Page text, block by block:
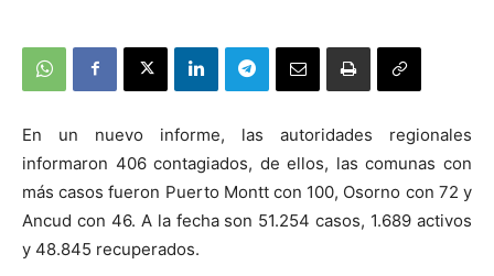
En un nuevo informe, las autoridades regionales
informaron 406 contagiados, de ellos, las comunas con
más casos fueron Puerto Montt con 100, Osorno con 72 y
Ancud con 46. A la fecha son 51.254 casos, 1.689 activos
y 48.845 recuperados.